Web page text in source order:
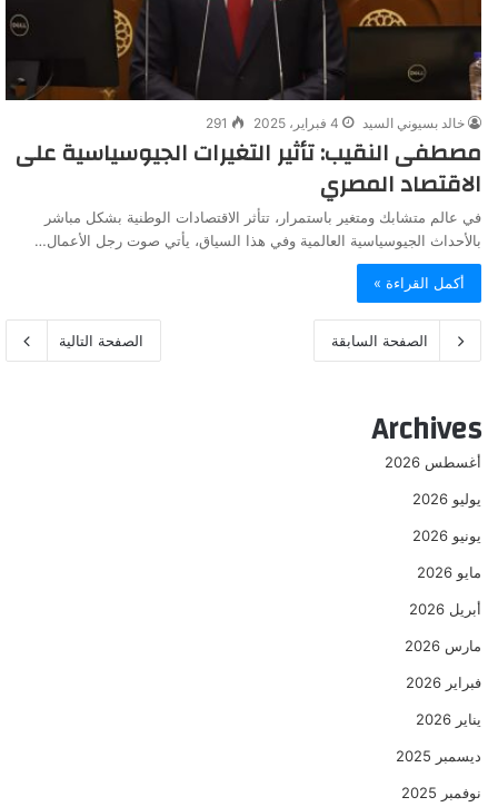
خالد بسيوني السيد 4 فبراير، 2025 291
مصطفى النقيب: تأثير التغيرات الجيوسياسية على
الاقتصاد المصري
في عالم متشابك ومتغير باستمرار، تتأثر الاقتصادات الوطنية بشكل مباشر
بالأحداث الجيوسياسية العالمية وفي هذا السياق، يأتي صوت رجل الأعمال…
أكمل القراءة »
الصفحة السابقة الصفحة التالية
Archives
أغسطس 2026
يوليو 2026
يونيو 2026
مايو 2026
أبريل 2026
مارس 2026
فبراير 2026
يناير 2026
ديسمبر 2025
نوفمبر 2025